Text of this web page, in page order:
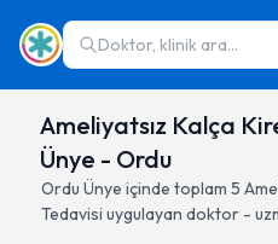
Doktor, klinik ara...
Ameliyatsız Kalça
Ünye - Ordu
Ordu Ünye içinde toplam 5
Tedavisi uygulayan doktor -